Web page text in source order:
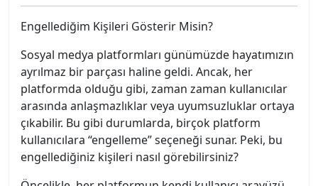
Engellediğim Kişileri Gösterir Misin?
Sosyal medya platformları günümüzde hayatımızın
ayrılmaz bir parçası haline geldi. Ancak, her
platformda olduğu gibi, zaman zaman kullanıcılar
arasında anlaşmazlıklar veya uyumsuzluklar ortaya
çıkabilir. Bu gibi durumlarda, birçok platform
kullanıcılara “engelleme” seçeneği sunar. Peki, bu
engellediğiniz kişileri nasıl görebilirsiniz?